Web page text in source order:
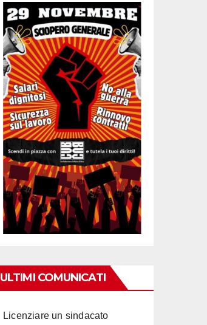
ULTIMI COMUNICATI
Licenziare un sindacato